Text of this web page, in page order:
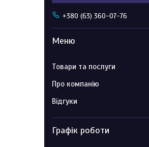
+380 (63) 360-07-76
Товари та послуги
Про компанію
Відгуки
Графік роботи